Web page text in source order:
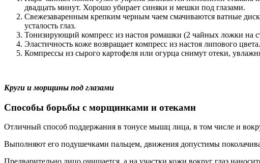
двадцать минут. Хорошо убирает синяки и мешки под глазами.
Свежезаваренным крепким черным чаем смачиваются ватные
усталость глаз.
Тонизирующий компресс из настоя ромашки (2 чайных ложки на
Эластичность коже возвращает компресс из настоя липового
Компрессы из сырого картофеля или огурца снимут отеки,
Круги и морщины под глазами
Способы борьбы с морщинками и отеками
Отличный способ поддержания в тонусе мышц лица, в том числе и
Выполняют его подушечками пальцем, движения допустимы